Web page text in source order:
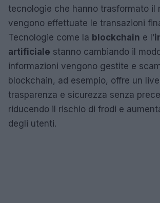
tecnologie che hanno trasformato il
vengono effettuate le transazioni
Tecnologie come la blockchain e l’
artificiale stanno cambiando il
informazioni vengono gestite e
blockchain, ad esempio, offre un
trasparenza e sicurezza senza
riducendo il rischio di frodi e
degli utenti.